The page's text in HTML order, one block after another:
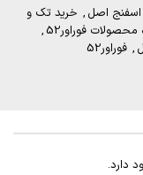
اسفنج اصل , خرید تک و
فوراور52
,
, فوراور52
دارد.